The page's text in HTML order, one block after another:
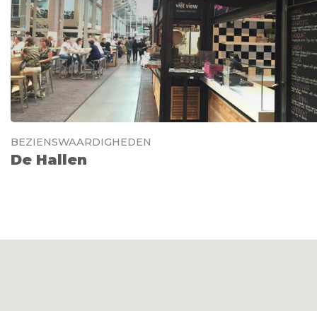
BEZIENSWAARDIGHEDEN
De Hallen